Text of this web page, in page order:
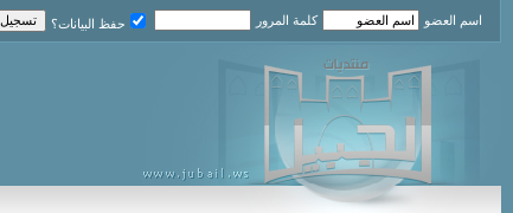
اسم العضو كلمة المرور حفظ البيانات؟